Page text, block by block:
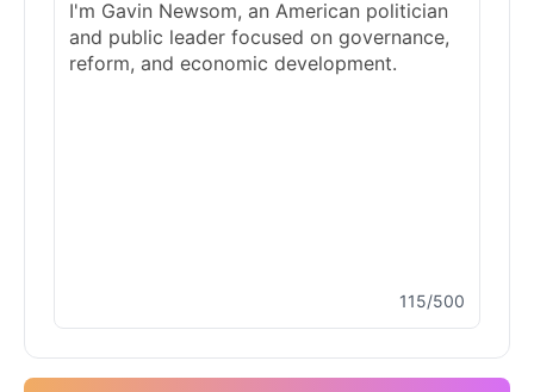
Male @Lucas
Male @PeachyCloud
115/500